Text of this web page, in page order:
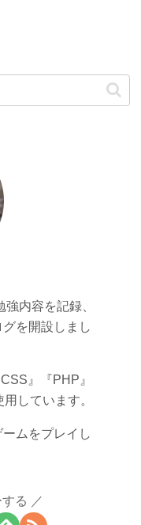
強内容を記録、
を開設しまし
』『PHP』
しています。
ムをプレイし
る